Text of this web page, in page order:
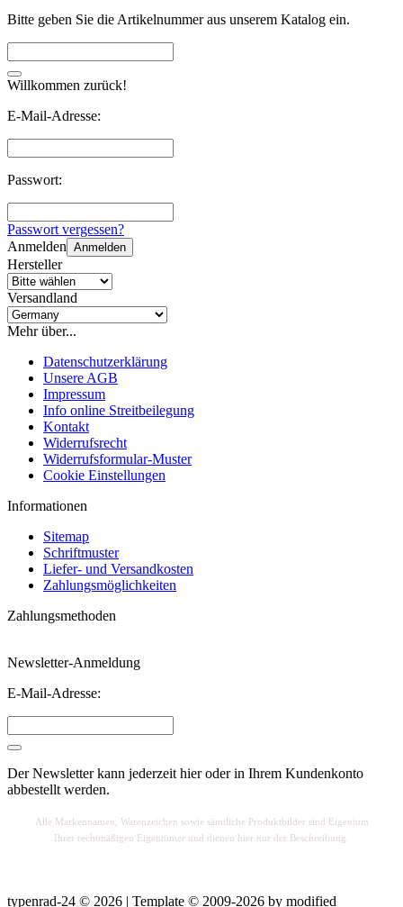
Bitte geben Sie die Artikelnummer aus unserem Katalog ein.
Willkommen zurück!
E-Mail-Adresse:
Passwort:
Passwort vergessen?
Anmelden Anmelden
Hersteller
Versandland
Mehr über...
Datenschutzerklärung
Unsere AGB
Impressum
Info online Streitbeilegung
Kontakt
Widerrufsrecht
Widerrufsformular-Muster
Cookie Einstellungen
Informationen
Sitemap
Schriftmuster
Liefer- und Versandkosten
Zahlungsmöglichkeiten
Zahlungsmethoden
Newsletter-Anmeldung
E-Mail-Adresse:
Der Newsletter kann jederzeit hier oder in Ihrem Kundenkonto
abbestellt werden.
Alle Markennamen, Warenzeichen sowie sämtliche Produktbilder sind Eigentum
Ihrer rechtmäßigen Eigentümer und dienen hier nur der Beschreibung.
typenrad-24 © 2026 | Template © 2009-2026 by modified